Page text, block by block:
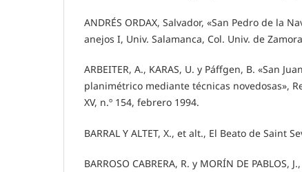
ANDRÉS ORDAX, Salvador, «San Pedro de la
anejos I, Univ. Salamanca, Col. Univ. de
ARBEITER, A., KARAS, U. y Páffgen, B. «San
planimétrico mediante técnicas novedosas»,
XV, n.º 154, febrero 1994.
BARRAL Y ALTET, X., et alt., El Beato de Saint
BARROSO CABRERA, R. y MORÍN DE PABLOS,